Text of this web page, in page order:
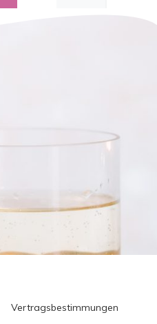
Vertragsbestimmungen